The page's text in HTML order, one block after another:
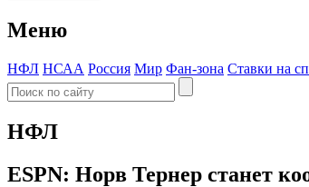
Меню
НФЛ НСАА Россия Мир Фан-зона Ставки на
НФЛ
ESPN: Норв Тернер станет